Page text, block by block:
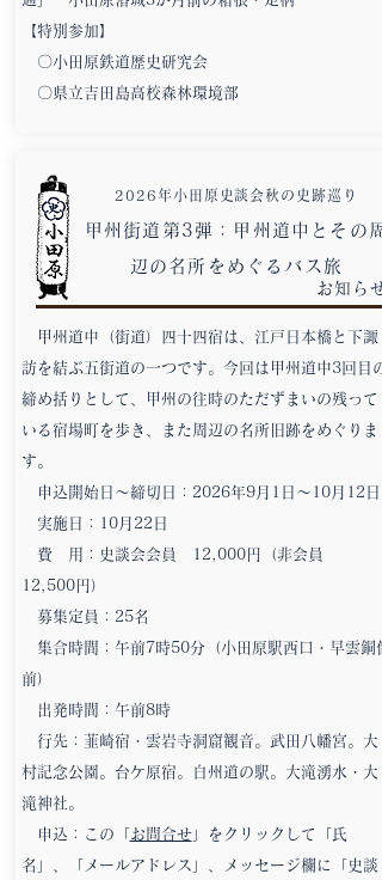
【特別参加】
〇小田原鉄道歴史研究会
〇県立吉田島高校森林環境部
2026年小田原史談会秋の史跡巡り
甲州街道第3弾：甲州道中とその周
辺の名所をめぐるバス旅
お知らせ
甲州道中（街道）四十四宿は、江戸日本橋と下諏
訪を結ぶ五街道の一つです。今回は甲州道中3回目の
締め括りとして、甲州の往時のただずまいの残って
いる宿場町を歩き、また周辺の名所旧跡をめぐりま
す。
申込開始日～締切日：2026年9月1日～10月12日
実施日：10月22日
費 用：史談会会員 12,000円（非会員
12,500円）
募集定員：25名
集合時間：午前7時50分（小田原駅西口・早雲銅像
前）
出発時間：午前8時
行先：韮崎宿・雲岩寺洞窟観音。武田八幡宮。大
村記念公園。台ケ原宿。白州道の駅。大滝湧水・大
滝神社。
申込：この「お問合せ」をクリックして「氏
名」、「メールアドレス」、メッセージ欄に「史談